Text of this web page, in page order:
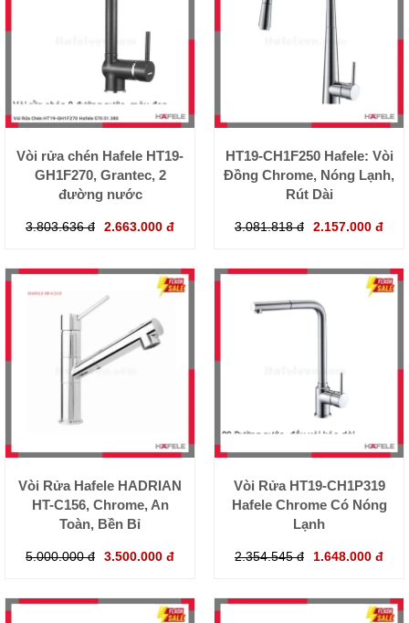
Vòi rửa chén Hafele HT19-
GH1F270, Grantec, 2
đường nước
3.803.636 đ 2.663.000 đ
HT19-CH1F250 Hafele: Vòi
Đồng Chrome, Nóng Lạnh,
Rút Dài
3.081.818 đ 2.157.000 đ
Vòi Rửa Hafele HADRIAN
HT-C156, Chrome, An
Toàn, Bền Bỉ
5.000.000 đ 3.500.000 đ
Vòi Rửa HT19-CH1P319
Hafele Chrome Có Nóng
Lạnh
2.354.545 đ 1.648.000 đ